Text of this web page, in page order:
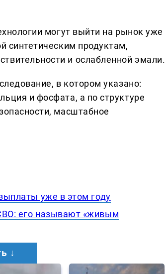
могут выйти на рынок уже
синтетическим продуктам,
и ослабленной эмали.
в котором указано:
и фосфата, а по структуре
масштабное
уже в этом году
его называют «живым
↓